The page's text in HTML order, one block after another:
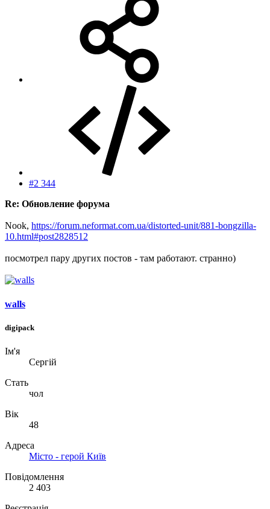
#2 344
Re: Обновление форума
Nook, https://forum.neformat.com.ua/distorted-unit/881-bongzilla-
10.html#post2828512
посмотрел пару других постов - там работают. странно)
walls
digipack
Ім'я
Сергій
Стать
чол
Вік
48
Адреса
Місто - герой Київ
Повідомлення
2 403